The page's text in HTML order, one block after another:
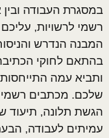
במסגרת העבודה
רשמי לרשויות,
המבנה הנדרש
בהתאם לחוקי
ותביא עמה
שלכם. מכתבים
הגשת תלונה, תיעוד
עמיתים לעבודה,